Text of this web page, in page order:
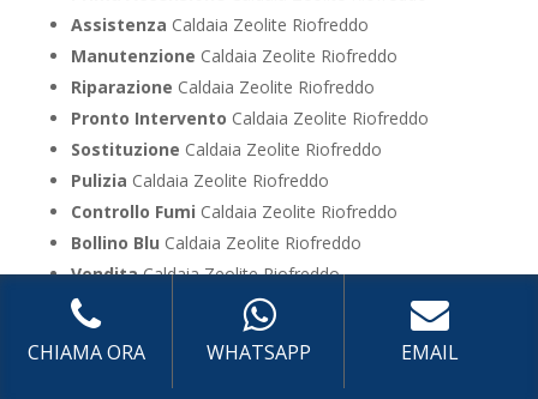
Assistenza Caldaia Zeolite Riofreddo
Manutenzione Caldaia Zeolite Riofreddo
Riparazione Caldaia Zeolite Riofreddo
Pronto Intervento Caldaia Zeolite Riofreddo
Sostituzione Caldaia Zeolite Riofreddo
Pulizia Caldaia Zeolite Riofreddo
Controllo Fumi Caldaia Zeolite Riofreddo
Bollino Blu Caldaia Zeolite Riofreddo
VenditaCaldaia Zeolite Riofreddo
Offerte
Caldaia Zeolite Riofreddo
CHIAMA ORA WHATSAPP EMAIL